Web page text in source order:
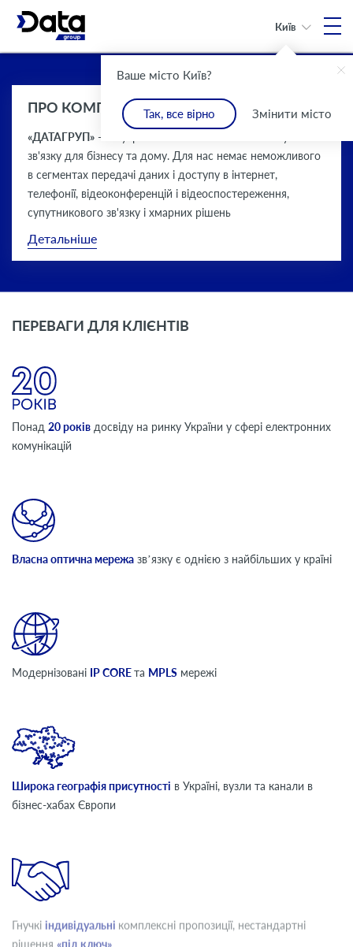
Ваше місто Київ?
Так, все вірно Змінити місто
Київ
Надійний зв’язок
точці України
Більше 25 років
телеком-ринку
для бізнесу і дому
телеком-послуг
Надійний зв’язок
точці України
Більше 25 років
телеком-ринку
ПРО КОМПАНІЮ
«ДАТАГРУП» - всеукраїнський постачальник послуг
зв'язку для бізнесу та дому. Для нас немає неможливого
в сегментах передачі даних і доступу в інтернет,
телефонії, відеоконференцій і відеоспостереження,
супутникового зв'язку і хмарних рішень
Детальніше
ПЕРЕВАГИ ДЛЯ КЛІЄНТІВ
Понад 20 років досвіду на ринку України у сфері електронних
комунікацій
Власна оптична мережа звʼязку є однією з найбільших у країні
Модернізовані ІP COREта MPLS мережі
Широка географія присутності в Україні, вузли та канали в
бізнес-хабах Європи
Гнучкі індивідуальні комплексні пропозиції, нестандартні
рішення
«під ключ»